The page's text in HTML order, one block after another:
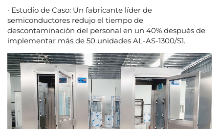
· Estudio de Caso: Un fabricante líder de
semiconductores redujo el tiempo de
descontaminación del personal en un 40% después de
implementar más de 50 unidades AL-AS-1300/S1.